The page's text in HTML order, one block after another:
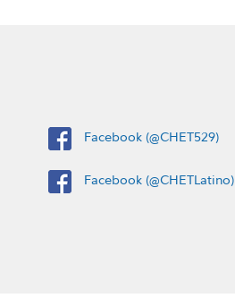
Facebook (@CHET529)
Facebook (@CHETLatino)